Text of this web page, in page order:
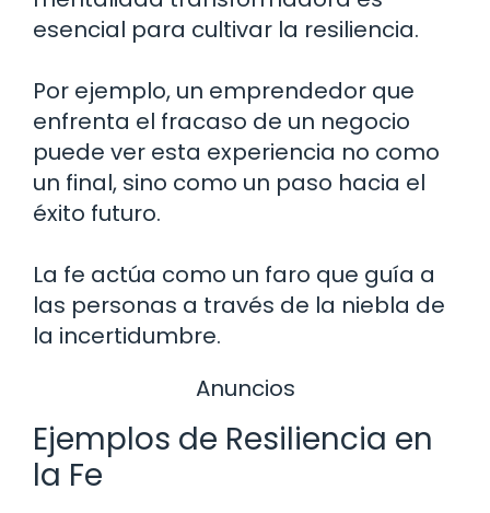
esencial para cultivar la resiliencia.
Por ejemplo, un emprendedor que
enfrenta el fracaso de un negocio
puede ver esta experiencia no como
un final, sino como un paso hacia el
éxito futuro.
La fe actúa como un faro que guía a
las personas a través de la niebla de
la incertidumbre.
Anuncios
Ejemplos de Resiliencia en
la Fe